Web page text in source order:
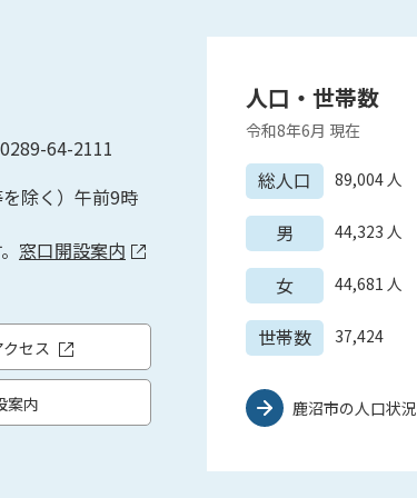
64-2111
除く）午前9時
窓口開設案内
セス
案内
人口・世帯数
令和8年6月 現在
総人口 89,004人
男 44,323 人
女 44,681 人
世帯数 37,424
鹿沼市の人口状況